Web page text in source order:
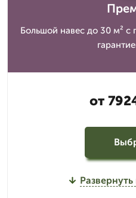
Большой навес до 30 м² с
от